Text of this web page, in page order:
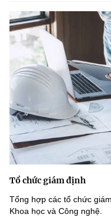
Tổ chức giám định
Tổng hợp các tổ chức
Khoa học và Công nghệ.